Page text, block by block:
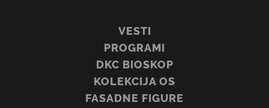
VESTI
PROGRAMI
DKC BIOSKOP
KOLEKCIJA OS
FASADNE FIGURE